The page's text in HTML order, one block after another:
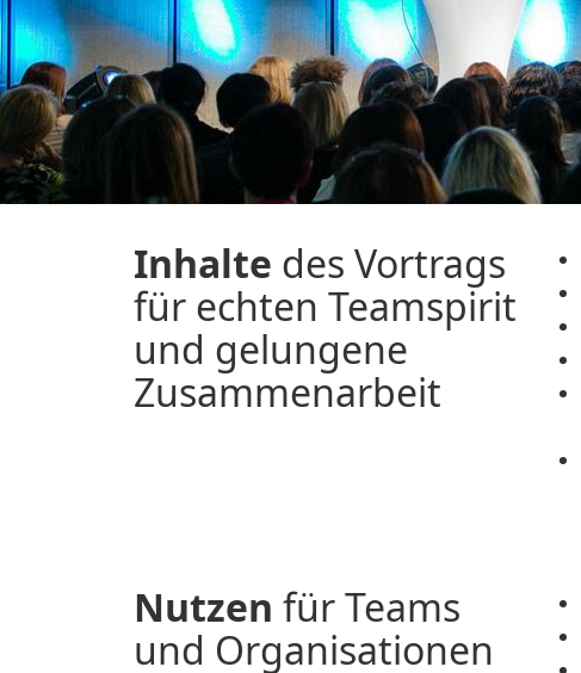
Inhalte des Vortrags
für echten Teamspirit
und gelungene
Zusammenarbeit
Nutzen für Teams
und Organisationen